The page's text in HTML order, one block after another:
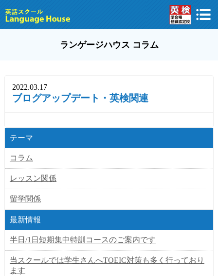
ランゲージハウス コラム
2022.03.17
ブログアップデート・英検関連
テーマ
コラム
レッスン関係
留学関係
最新情報
半日/1日短期集中特訓コースのご案内です
当スクールでは学生さんへTOEIC対策も多く行っており
ます